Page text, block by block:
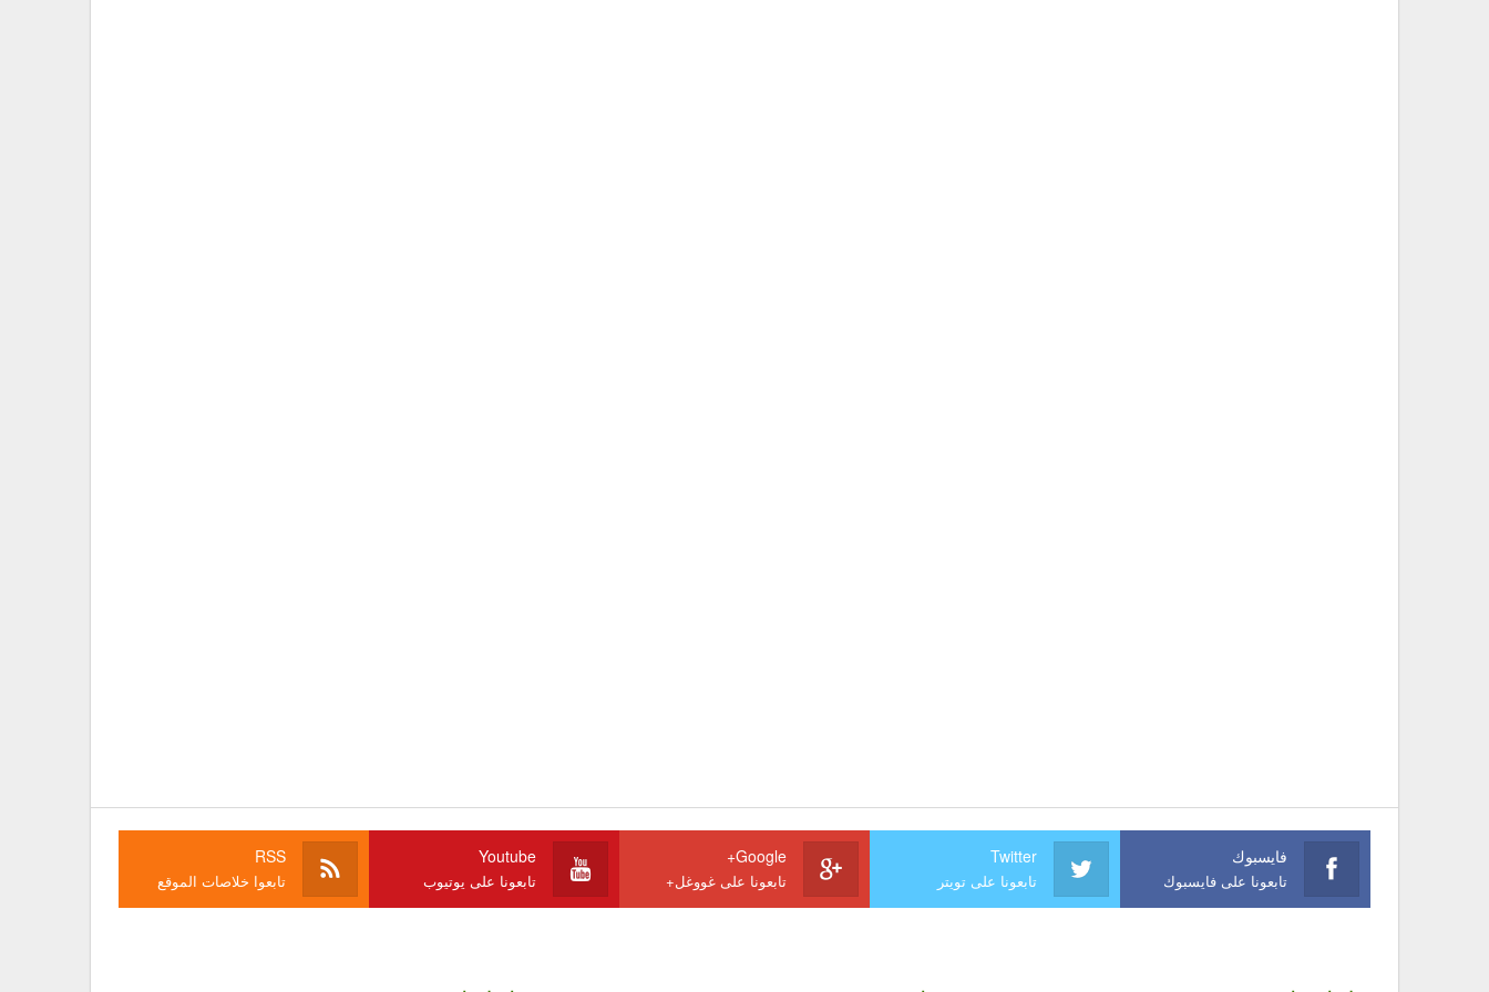
فايسبوك
تابعونا على فايسبوك
Twitter
تابعونا على تويتر
Google+
تابعونا على غووغل+
Youtube
تابعونا على يوتيوب
RSS
تابعوا خلاصات الموقع